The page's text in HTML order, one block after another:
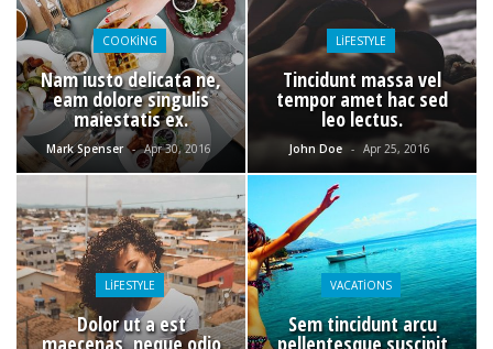
COOKING
Nam iusto delicata ne,
eam dolore singulis
maiestatis ex.
Mark Spenser - Apr 30, 2016
LIFESTYLE
Tincidunt massa vel
tempor amet hac sed
leo lectus.
John Doe - Apr 25, 2016
LIFESTYLE
Dolor ut a est
maecenas, neque odio
VACATIONS
Sem tincidunt arcu
pellentesque suscipit